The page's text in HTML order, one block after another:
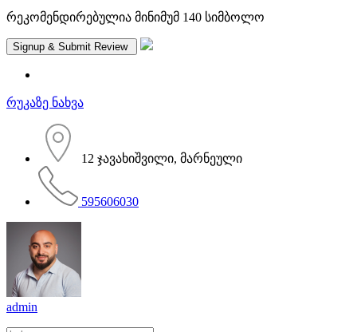
რეკომენდირებულია მინიმუმ 140 სიმბოლო
რუკაზე ნახვა
12 ჯავახიშვილი, მარნეული
595606030
admin